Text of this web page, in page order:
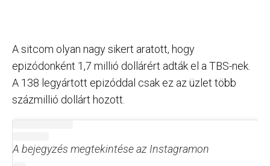
A sitcom olyan nagy sikert aratott, hogy
epizódonként 1,7 millió dollárért adták el a TBS-nek.
A 138 legyártott epizóddal csak ez az üzlet több
százmillió dollárt hozott.
A bejegyzés megtekintése az Instagramon